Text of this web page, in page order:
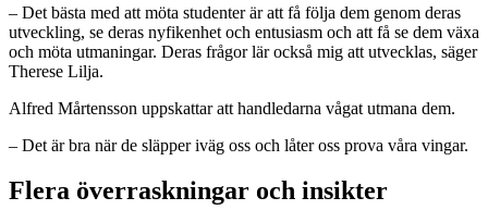
– Det bästa med att möta studenter är att få följa dem genom deras
utveckling, se deras nyfikenhet och entusiasm och att få se dem växa
och möta utmaningar. Deras frågor lär också mig att utvecklas, säger
Therese Lilja.
Alfred Mårtensson uppskattar att handledarna vågat utmana dem.
– Det är bra när de släpper iväg oss och låter oss prova våra vingar.
Flera överraskningar och insikter